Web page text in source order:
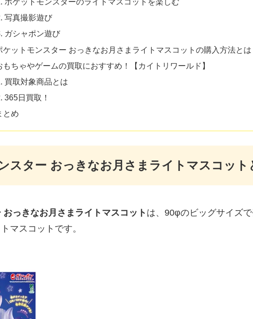
写真撮影遊び
ガシャポン遊び
ケットモンスター おっきなお月さまライトマスコットの購入方法とは
もちゃやゲームの買取におすすめ！【カイトリワールド】
買取対象商品とは
365日買取！
とめ
スター おっきなお月さまライトマスコット
っきなお月さまライトマスコット は、90φのビッグサイズ
マスコットです。